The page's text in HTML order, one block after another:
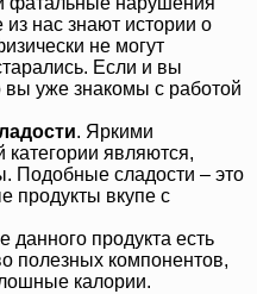
нас знают истории о
не могут
Если и вы
уже знакомы с работой
. Яркими
категории являются,
Подобные сладости – это
продукты вкупе с
данного продукта есть
полезных компонентов,
калории.